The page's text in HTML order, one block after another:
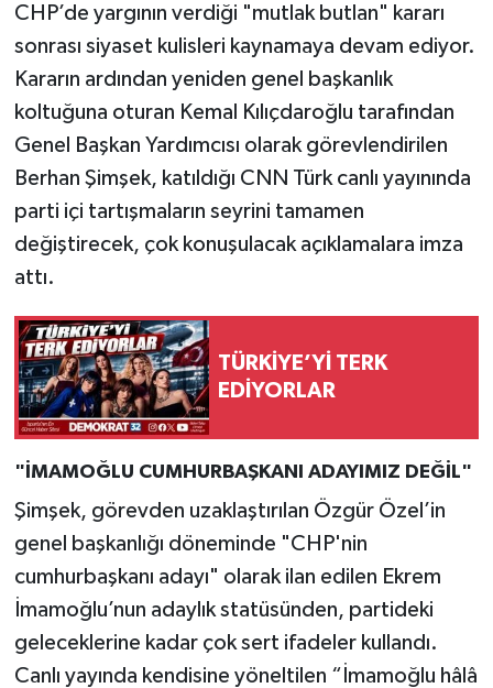
CHP’de yargının verdiği "mutlak butlan" kararı
sonrası siyaset kulisleri kaynamaya devam ediyor.
Kararın ardından yeniden genel başkanlık
koltuğuna oturan Kemal Kılıçdaroğlu tarafından
Genel Başkan Yardımcısı olarak görevlendirilen
Berhan Şimşek, katıldığı CNN Türk canlı yayınında
parti içi tartışmaların seyrini tamamen
değiştirecek, çok konuşulacak açıklamalara imza
attı.
TÜRKİYE’Yİ TERK
EDİYORLAR
"İMAMOĞLU CUMHURBAŞKANI ADAYIMIZ DEĞİL"
Şimşek, görevden uzaklaştırılan Özgür Özel’in
genel başkanlığı döneminde "CHP'nin
cumhurbaşkanı adayı" olarak ilan edilen Ekrem
İmamoğlu’nun adaylık statüsünden, partideki
geleceklerine kadar çok sert ifadeler kullandı.
Canlı yayında kendisine yöneltilen “İmamoğlu hâlâ